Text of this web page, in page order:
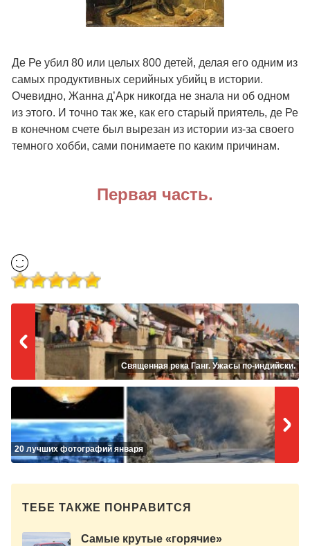
Де Ре убил 80 или целых 800 детей, делая его одним из
самых продуктивных серийных убийц в истории.
Очевидно, Жанна д’Арк никогда не знала ни об одном
из этого. И точно так же, как его старый приятель, де Ре
в конечном счете был вырезан из истории из-за своего
темного хобби, сами понимаете по каким причинам.
Первая часть.
Священная река Ганг. Ужасы по-индийски.
20 лучших фотографий января
ТЕБЕ ТАКЖЕ ПОНРАВИТСЯ
Самые крутые «горячие»